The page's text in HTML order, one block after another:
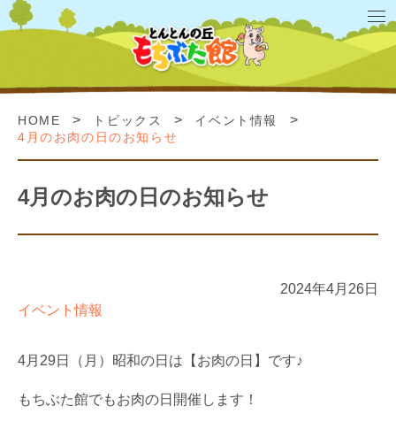
HOME > トピックス > イベント情報 >
4月のお肉の日のお知らせ
4月のお肉の日のお知らせ
2024年4月26日
イベント情報
4月29日（月）昭和の日は【お肉の日】です♪
もちぶた館でもお肉の日開催します！